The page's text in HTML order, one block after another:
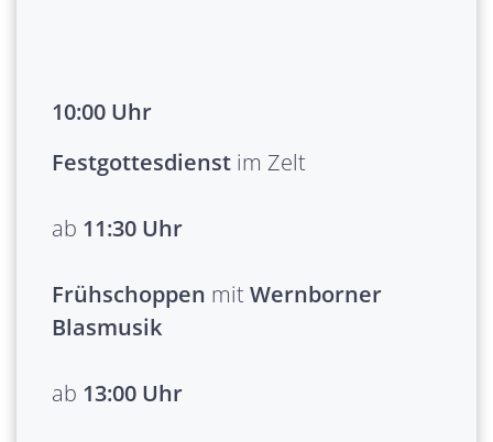
10:00 Uhr
Festgottesdienst im Zelt
ab 11:30 Uhr
Frühschoppen mitWernborner
Blasmusik
ab 13:00 Uhr